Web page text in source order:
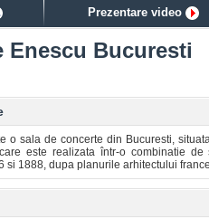
Prezentare video
Enescu Bucuresti
o sala de concerte din Bucuresti,
este realizata într-o combinatie
si 1888, dupa planurile arhitectului